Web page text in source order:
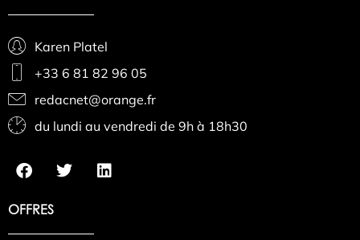
Karen Platel
+33 6 81 82 96 05
redacnet@orange.fr
du lundi au vendredi de 9h à 18h30
OFFRES